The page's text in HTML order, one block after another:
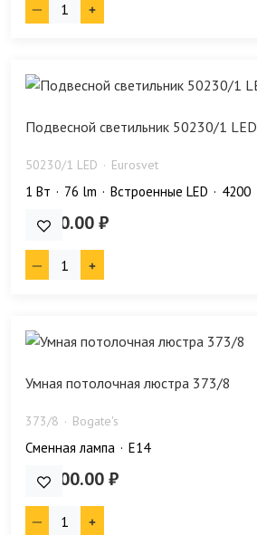
Подвесной светильник 50230/1 LED
50230/1 LED Eurosvet
1 Bт 76 lm Встроенные LED 4200
5 140.00 ₽
Умная потолочная люстра 373/8
373/8 Bogate's
Сменная лампа E14
53 400.00 ₽